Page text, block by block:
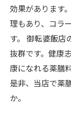
効果があります
理もあり、コラ
す。 御転婆飯店
抜群です。健康
康になれる薬膳
是非、当店で薬
か。